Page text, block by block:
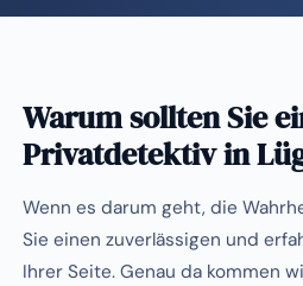
Warum sollten Sie
Privatdetektiv in
Wenn es darum geht, die
Sie einen zuverlässigen und
Ihrer Seite. Genau da kommen